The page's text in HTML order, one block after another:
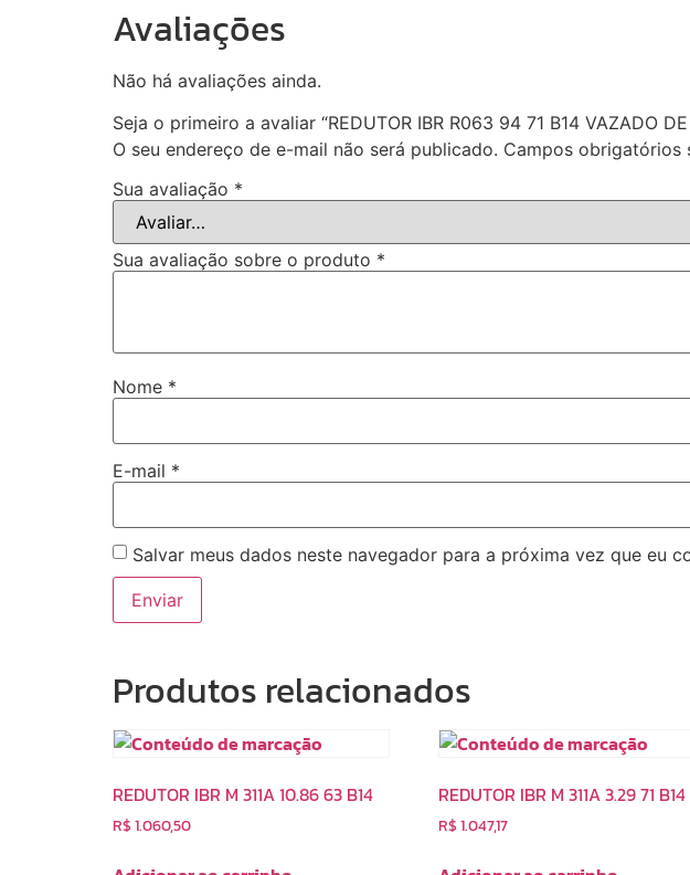
Avaliações
Não há avaliações ainda.
Seja o primeiro a avaliar “REDUTOR IBR R063 94 71 B14 VAZADO
O seu endereço de e-mail não será publicado. Campos obrigatórios
Sua avaliação *
Sua avaliação sobre o produto *
Nome *
E-mail *
Salvar meus dados neste navegador para a próxima vez que eu
Produtos relacionados
REDUTOR IBR M 311A 10.86 63 B14
R$1.060,50
REDUTOR IBR M 311A 3.29 71 B14
R$1.047,17